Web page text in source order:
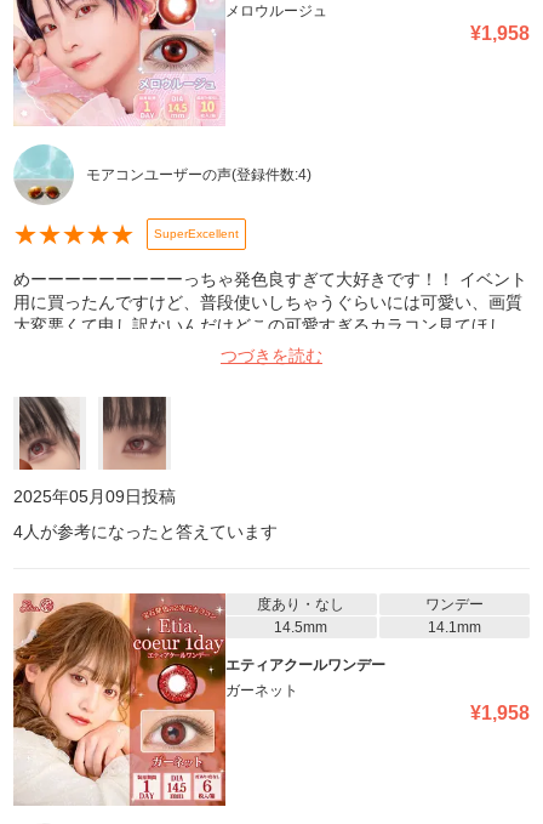
メロウルージュ
¥1,958
モアコンユーザーの声(登録件数:4)
★★★★★ SuperExcellent
めーーーーーーーーーっちゃ発色良すぎて大好きです！！ イベント
用に買ったんですけど、普段使いしちゃうぐらいには可愛い、画質
大変悪くて申し訳ないんだけどこの可愛すぎるカラコン見てほし
い、、。 裏表逆に入ってたりするけど色で判断できるし良いかな。
乾いてゴロゴロしたりズレることもほぼないし、目薬もあまり使わ
なくて良いから楽！でした！これはリピしたｰｰｰｰｰｰｰｰｰｰｯい‼️‼️
つづきを読む
2025年05月09日投稿
4人が参考になったと答えています
度あり・なし
ワンデー
14.5mm
14.1mm
エティアクールワンデー
ガーネット
¥1,958